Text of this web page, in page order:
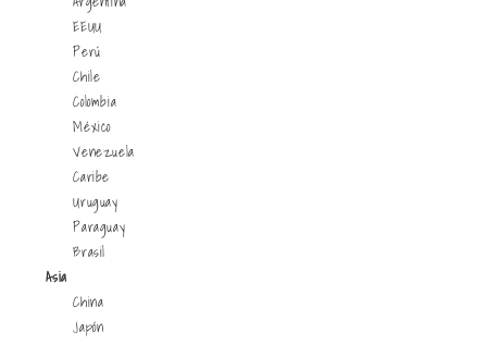
EEUU
Perú
Chile
Colombia
México
Venezuela
Caribe
Uruguay
Paraguay
Brasil
Asia
China
Japón